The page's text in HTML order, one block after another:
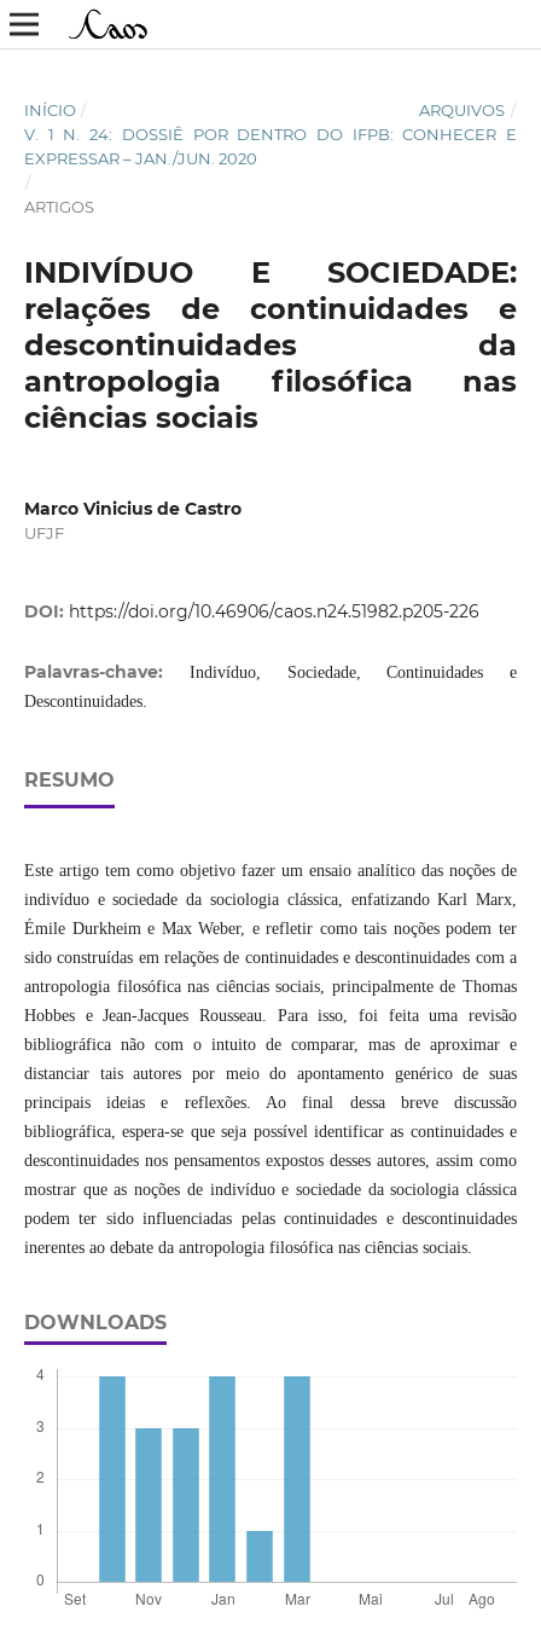
INÍCIO / ARQUIVOS /
V. 1 N. 24: DOSSIÊ POR DENTRO DO IFPB: CONHECER E
EXPRESSAR – JAN./JUN. 2020
/
ARTIGOS
INDIVÍDUO E SOCIEDADE:
relações de continuidades e
descontinuidades da
antropologia filosófica nas
ciências sociais
Marco Vinicius de Castro
UFJF
DOI: https://doi.org/10.46906/caos.n24.51982.p205-226
Palavras-chave:
Indivíduo, Sociedade, Continuidades e
Descontinuidades.
RESUMO
Este artigo tem como objetivo fazer um ensaio analítico das noções de
indivíduo e sociedade da sociologia clássica, enfatizando Karl Marx,
Émile Durkheim e Max Weber, e refletir como tais noções podem ter
sido construídas em relações de continuidades e descontinuidades com a
antropologia filosófica nas ciências sociais, principalmente de Thomas
Hobbes e Jean-Jacques Rousseau. Para isso, foi feita uma revisão
bibliográfica não com o intuito de comparar, mas de aproximar e
distanciar tais autores por meio do apontamento genérico de suas
principais ideias e reflexões. Ao final dessa breve discussão
bibliográfica, espera-se que seja possível identificar as continuidades e
descontinuidades nos pensamentos expostos desses autores, assim como
mostrar que as noções de indivíduo e sociedade da sociologia clássica
podem ter sido influenciadas pelas continuidades e descontinuidades
inerentes ao debate da antropologia filosófica nas ciências sociais.
DOWNLOADS